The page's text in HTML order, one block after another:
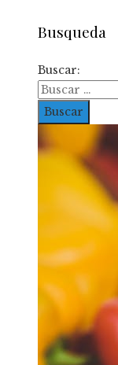
Busqueda
Buscar: